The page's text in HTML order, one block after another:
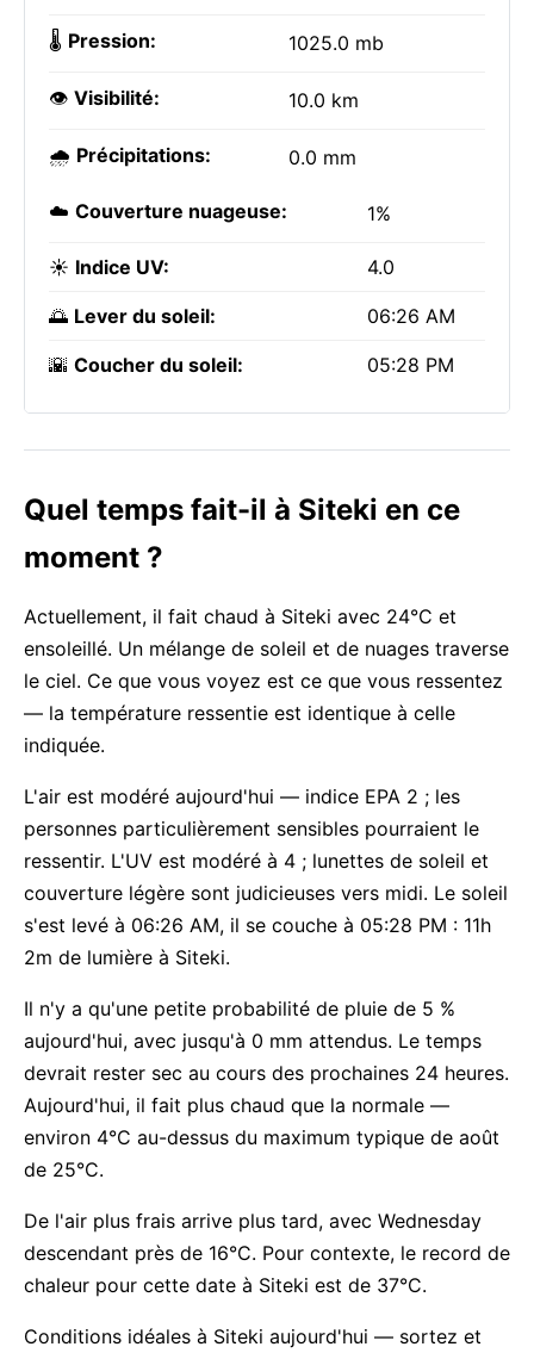
🌡️ Pression: 1025.0 mb
👁️ Visibilité: 10.0 km
🌧️ Précipitations: 0.0 mm
☁️ Couverture nuageuse: 1%
☀️ Indice UV: 4.0
🌅 Lever du soleil: 06:26 AM
🌇 Coucher du soleil: 05:28 PM
Quel temps fait-il à Siteki en ce
moment ?
Actuellement, il fait chaud à Siteki avec 24°C et
ensoleillé. Un mélange de soleil et de nuages traverse
le ciel. Ce que vous voyez est ce que vous ressentez
— la température ressentie est identique à celle
indiquée.
L'air est modéré aujourd'hui — indice EPA 2 ; les
personnes particulièrement sensibles pourraient le
ressentir. L'UV est modéré à 4 ; lunettes de soleil et
couverture légère sont judicieuses vers midi. Le soleil
s'est levé à 06:26 AM, il se couche à 05:28 PM : 11h
2m de lumière à Siteki.
Il n'y a qu'une petite probabilité de pluie de 5 %
aujourd'hui, avec jusqu'à 0 mm attendus. Le temps
devrait rester sec au cours des prochaines 24 heures.
Aujourd'hui, il fait plus chaud que la normale —
environ 4°C au-dessus du maximum typique de août
de 25°C.
De l'air plus frais arrive plus tard, avec Wednesday
descendant près de 16°C. Pour contexte, le record de
chaleur pour cette date à Siteki est de 37°C.
Conditions idéales à Siteki aujourd'hui — sortez et